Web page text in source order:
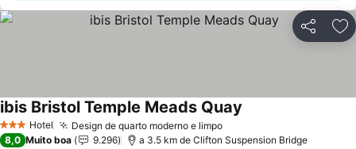
Partilhar
3 EstrelasHotel Design de quarto moderno e limpoVer preços
ibis Bristol Temple Meads Quay
8,0 Muito boa 9.296 a 3.5 km de Clifton Suspension Bridge